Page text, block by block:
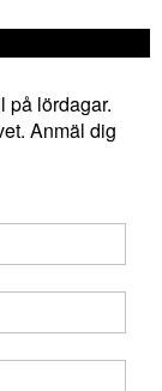
på lördagar.
Anmäl dig